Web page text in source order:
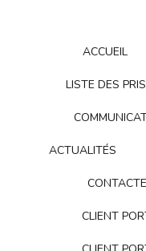
ACCUEIL
LISTE DES
ACTUALITÉS
CLIENT